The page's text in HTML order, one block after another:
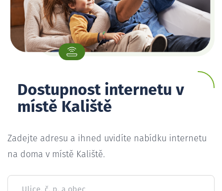
Dostupnost internetu v
místě Kaliště
Zadejte adresu a ihned uvidíte nabídku internetu
na doma v místě Kaliště.
Ulice, č. p. a obec